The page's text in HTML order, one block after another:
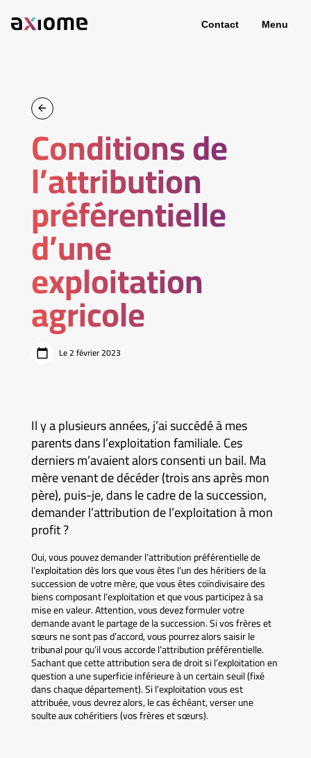
Contact Menu
Conditions de
l’attribution
préférentielle
d’une
exploitation
agricole
Le 2 février 2023
Il y a plusieurs années, j’ai succédé à mes
parents dans l’exploitation familiale. Ces
derniers m’avaient alors consenti un bail. Ma
mère venant de décéder (trois ans après mon
père), puis-je, dans le cadre de la succession,
demander l’attribution de l’exploitation à mon
profit ?
Oui, vous pouvez demander l’attribution préférentielle de
l’exploitation dès lors que vous êtes l’un des héritiers de la
succession de votre mère, que vous êtes coïndivisaire des
biens composant l’exploitation et que vous participez à sa
mise en valeur. Attention, vous devez formuler votre
demande avant le partage de la succession. Si vos frères et
sœurs ne sont pas d’accord, vous pourrez alors saisir le
tribunal pour qu’il vous accorde l’attribution préférentielle.
Sachant que cette attribution sera de droit si l’exploitation en
question a une superficie inférieure à un certain seuil (fixé
dans chaque département). Si l’exploitation vous est
attribuée, vous devrez alors, le cas échéant, verser une
soulte aux cohéritiers (vos frères et sœurs).